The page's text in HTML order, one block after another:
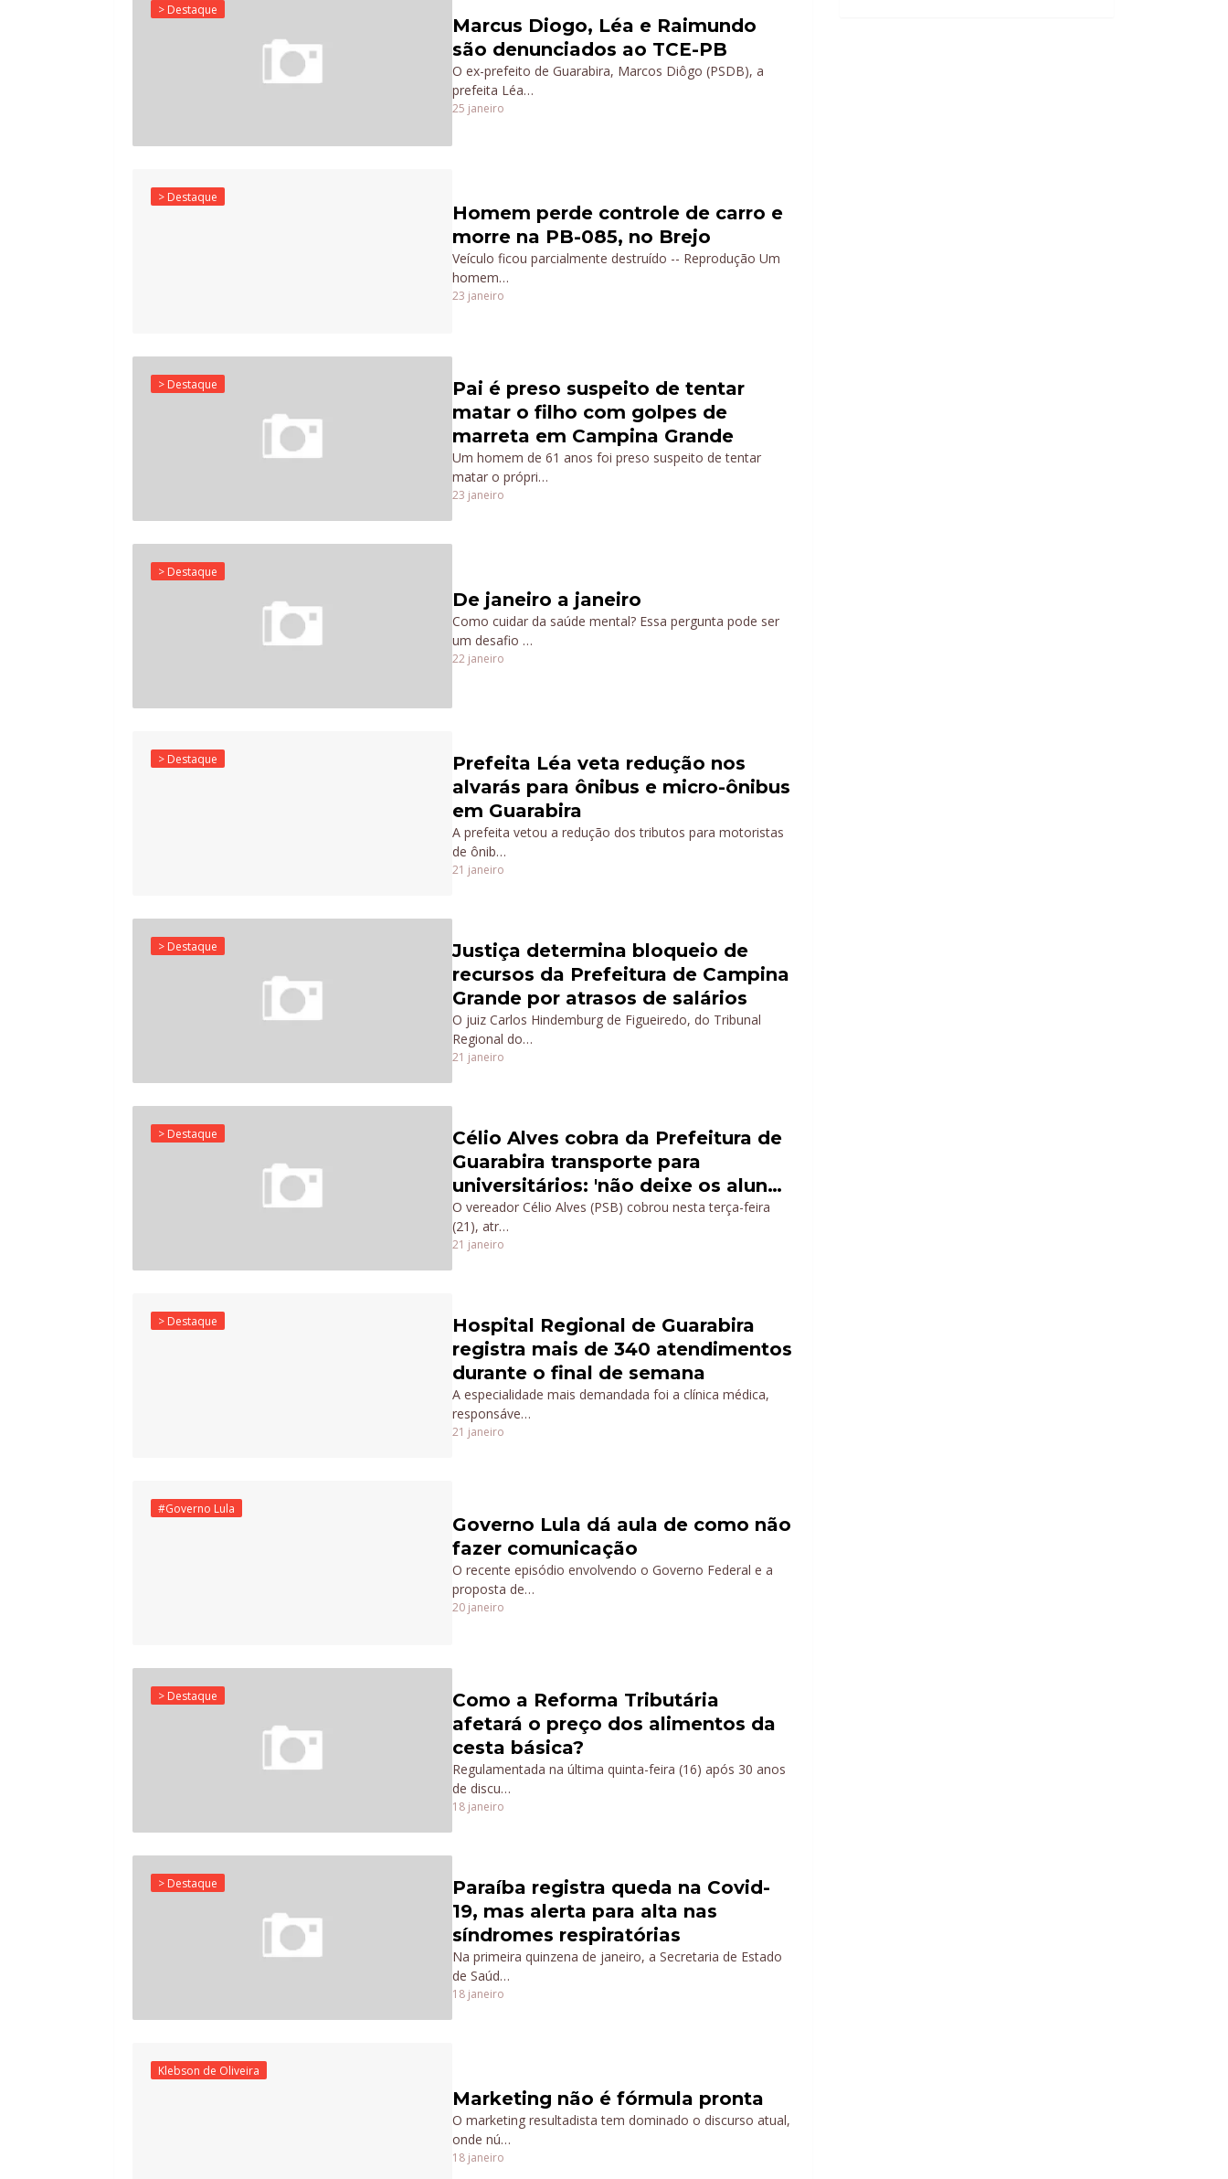
> Destaque
Marcus Diogo, Léa e Raimundo
são denunciados ao TCE-PB
O ex-prefeito de Guarabira, Marcos Diôgo (PSDB), a
prefeita Léa…
25 janeiro
> Destaque
Homem perde controle de carro e
morre na PB-085, no Brejo
Veículo ficou parcialmente destruído -- Reprodução Um
homem…
23 janeiro
> Destaque
Pai é preso suspeito de tentar
matar o filho com golpes de
marreta em Campina Grande
Um homem de 61 anos foi preso suspeito de tentar
matar o própri…
23 janeiro
> Destaque
De janeiro a janeiro
Como cuidar da saúde mental? Essa pergunta pode ser
um desafio …
22 janeiro
> Destaque
Prefeita Léa veta redução nos
alvarás para ônibus e micro-ônibus
em Guarabira
A prefeita vetou a redução dos tributos para motoristas
de ônib…
21 janeiro
> Destaque
Justiça determina bloqueio de
recursos da Prefeitura de Campina
Grande por atrasos de salários
O juiz Carlos Hindemburg de Figueiredo, do Tribunal
Regional do…
21 janeiro
> Destaque
Célio Alves cobra da Prefeitura de
Guarabira transporte para
universitários: 'não deixe os alunos
sem aula'
O vereador Célio Alves (PSB) cobrou nesta terça-feira
(21), atr…
21 janeiro
> Destaque
Hospital Regional de Guarabira
registra mais de 340 atendimentos
durante o final de semana
A especialidade mais demandada foi a clínica médica,
responsáve…
21 janeiro
#Governo Lula
Governo Lula dá aula de como não
fazer comunicação
O recente episódio envolvendo o Governo Federal e a
proposta de…
20 janeiro
> Destaque
Como a Reforma Tributária
afetará o preço dos alimentos da
cesta básica?
Regulamentada na última quinta-feira (16) após 30 anos
de discu…
18 janeiro
> Destaque
Paraíba registra queda na Covid-
19, mas alerta para alta nas
síndromes respiratórias
Na primeira quinzena de janeiro, a Secretaria de Estado
de Saúd…
18 janeiro
Klebson de Oliveira
Marketing não é fórmula pronta
O marketing resultadista tem dominado o discurso atual,
onde nú…
18 janeiro